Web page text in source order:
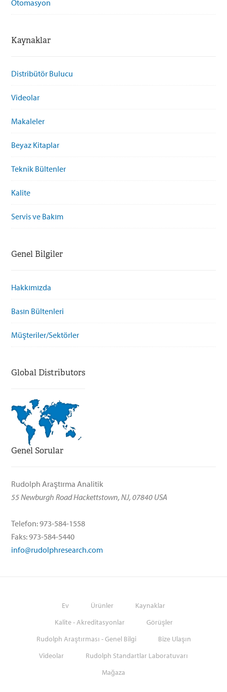
Otomasyon
Kaynaklar
Distribütör Bulucu
Videolar
Makaleler
Beyaz Kitaplar
Teknik Bültenler
Kalite
Servis ve Bakım
Genel Bilgiler
Hakkımızda
Basın Bültenleri
Müşteriler/Sektörler
Global Distributors
Genel Sorular
Rudolph Araştırma Analitik
55 Newburgh Road Hackettstown, NJ, 07840 USA
Telefon: 973-584-1558
Faks: 973-584-5440
info@rudolphresearch.com
Ev Ürünler
Kaynaklar
Kalite - Akreditasyonlar
Görüşler
Rudolph Araştırması - Genel Bilgi
Bize Ulaşın
Videolar
Rudolph Standartlar Laboratuvarı
Mağaza